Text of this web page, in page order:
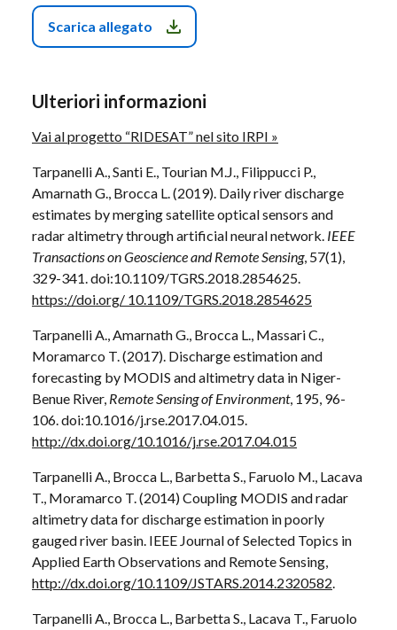
Scarica allegato
Ulteriori informazioni
Vai al progetto “RIDESAT” nel sito IRPI »
Tarpanelli A., Santi E., Tourian M.J., Filippucci P.,
Amarnath G., Brocca L. (2019). Daily river discharge
estimates by merging satellite optical sensors and
radar altimetry through artificial neural network. IEEE
Transactions on Geoscience and Remote Sensing, 57(1),
329-341. doi:10.1109/TGRS.2018.2854625.
https://doi.org/ 10.1109/TGRS.2018.2854625
Tarpanelli A., Amarnath G., Brocca L., Massari C.,
Moramarco T. (2017). Discharge estimation and
forecasting by MODIS and altimetry data in Niger-
Benue River, Remote Sensing of Environment, 195, 96-
106. doi:10.1016/j.rse.2017.04.015.
http://dx.doi.org/10.1016/j.rse.2017.04.015
Tarpanelli A., Brocca L., Barbetta S., Faruolo M., Lacava
T., Moramarco T. (2014) Coupling MODIS and radar
altimetry data for discharge estimation in poorly
gauged river basin. IEEE Journal of Selected Topics in
Applied Earth Observations and Remote Sensing,
http://dx.doi.org/10.1109/JSTARS.2014.2320582.
Tarpanelli A., Brocca L., Barbetta S., Lacava T., Faruolo